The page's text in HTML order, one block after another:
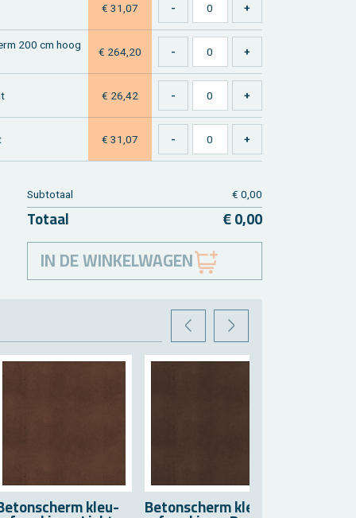
€ 31,07
200 cm hoog
€ 264,20
€ 26,42
€ 31,07
Sub­to­taal € 0,00
To­taal € 0,00
IN DE WINKELWAGEN
VORIGEVOLGENDE
kleu­ Be­ton­scherm kleu­